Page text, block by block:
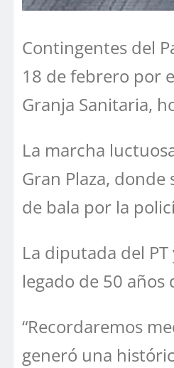
Contingentes del
18 de febrero por
Granja Sanitaria,
La marcha
Gran Plaza,
de bala por la
La diputada del
legado de 50
“Recordaremos
generó una